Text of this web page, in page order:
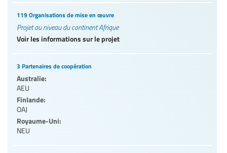
119 Organisations de mise en œuvre
Projet au niveau du continent Afrique
Voir les informations sur le projet
3 Partenaires de coopération
Australie:
AEU
Finlande:
OAJ
Royaume-Uni:
NEU